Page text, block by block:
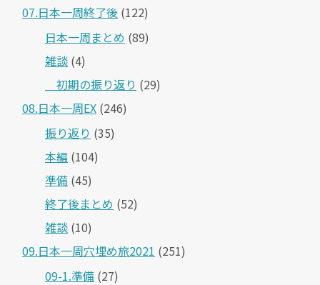
07.日本一周終了後 (122)
日本一周まとめ (89)
雑談 (4)
＿初期の振り返り (29)
08.日本一周EX (246)
振り返り (35)
本編 (104)
準備 (45)
終了後まとめ (52)
雑談 (10)
09.日本一周穴埋め旅2021 (251)
09-1.準備 (27)